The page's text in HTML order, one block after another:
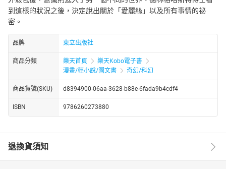
到這樣的狀況之後，決定說出關於「愛麗絲」以及所有事情的祕
密。
品牌 東立出版社
商品分類 樂天首頁
樂天Kobo電子書
漫畫/輕小說/圖文書
奇幻/科幻
商品貨號(SKU) d8394900-06aa-3628-b88e-6fada9b4cdf4
ISBN 9786260273880
退換貨須知